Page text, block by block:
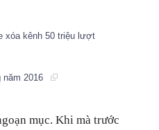
xóa kênh 50 triệu lượt
năm 2016
mục. Khi mà trước